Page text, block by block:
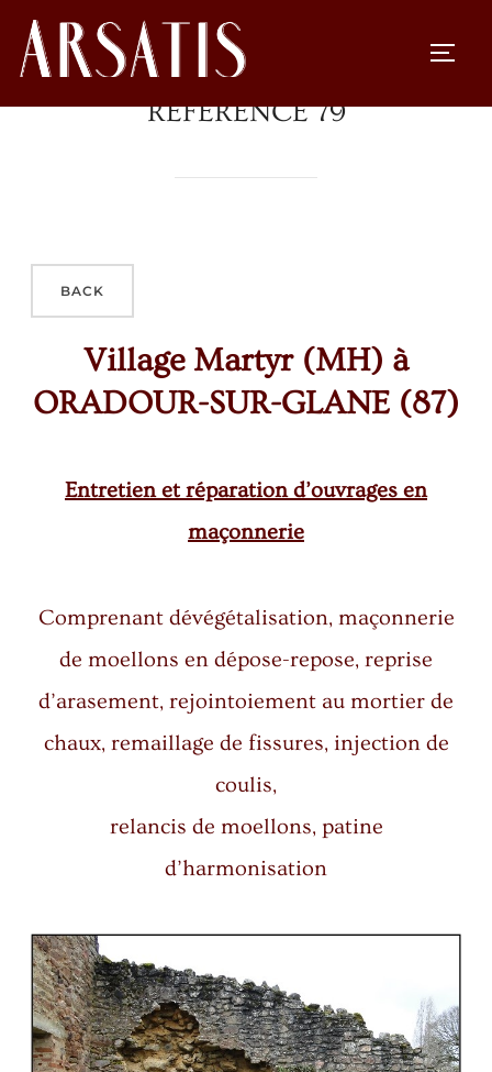
RÉFÉRENCE 79
Village Martyr (MH) à
ORADOUR-SUR-GLANE (87)
Entretien et réparation d’ouvrages en
maçonnerie
Comprenant dévégétalisation, maçonnerie
de moellons en dépose-repose, reprise
d’arasement, rejointoiement au mortier de
chaux, remaillage de fissures, injection de
coulis,
relancis de moellons, patine
d’harmonisation